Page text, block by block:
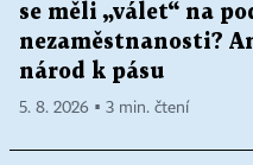
se měli „válet“ na
nezaměstnanosti?
národ k pásu
5. 8. 2026 ▪ 3 min. čtení